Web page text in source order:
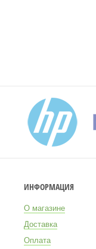
ИНФОРМАЦИЯ
О магазине
Доставка
Оплата